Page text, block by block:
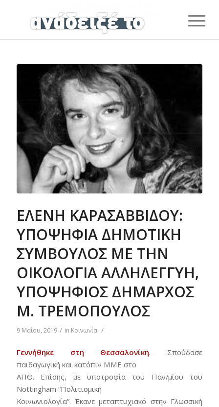
ΕΛΕΝΗ ΚΑΡΑΣΑΒΒΙΔΟΥ:
ΥΠΟΨΗΦΙΑ ΔΗΜΟΤΙΚΗ
ΣΥΜΒΟΥΛΟΣ ΜΕ ΤΗΝ
ΟΙΚΟΛΟΓΙΑ ΑΛΛΗΛΕΓΓΥΗ,
ΥΠΟΨΗΦΙΟΣ ΔΗΜΑΡΧΟΣ
Μ. ΤΡΕΜΟΠΟΥΛΟΣ
9 Μαΐου, 2019 / in Κοινωνία /
Γεννήθηκε στη Θεσσαλονίκη. Σπούδασε
παιδαγωγική και κατόπιν ΜΜΕ στο
ΑΠΘ. Επίσης, με υποτροφία του Παν/μίου του
Nottingham “Πολιτισμική
Κοινωνιολογία”. Έκανε μεταπτυχιακό στην Γλωσσική